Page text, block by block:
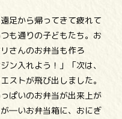
足から帰ってきて疲れて
も通りの子どもたち。お
さんのお弁当も作ろ
ン入れよう！」「次は、
ストが飛び出しました。
ぱいのお弁当が出来上が
―いお弁当箱に、おにぎ